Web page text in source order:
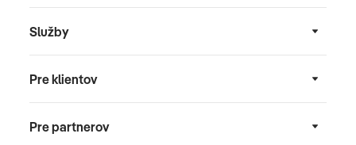
Služby
Pre klientov
Pre partnerov